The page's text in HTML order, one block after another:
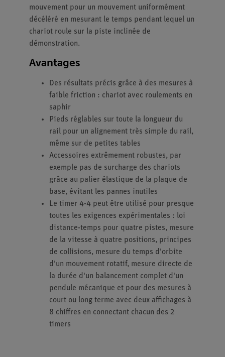
mouvement pour un mouvement uniformément
décéléré en mesurant le temps pendant lequel un
chariot roule sur la piste inclinée de
démonstration.
Avantages
Des résultats précis grâce à des mesures à
faible friction : chariot avec roulements en
saphir
Pieds réglables sur toute la longueur du
rail pour un alignement très simple du rail,
même sur de petites tables
Accessoires extrêmement robustes, par
exemple pas de surcharge des chariots
grâce au palier élastique de la plaque de
base, évitant les pannes inutiles
Le timer 4-4 peut être utilisé pour presque
toutes les exigences expérimentales : loi
distance-temps pour quatre pistes, mesure
de la vitesse à quatre positions, principes
de collisions, mesure du temps d'orbite
d'un mouvement rotatif, mesure directe de
la durée d'un balancement complet d'un
pendule mécanique et pour des mesures à
court ou long terme avec deux affichages à
8 chiffres en connectant chacun des 2
timers